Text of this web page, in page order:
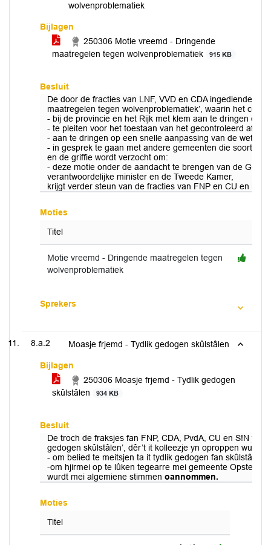
wolvenproblematiek
Bijlagen
250306 Motie vreemd - Dringende
maatregelen tegen wolvenproblematiek
915 KB
Besluit
De door de fracties van LNF, VVD en CDA ingediende
maatregelen tegen wolvenproblematiek’, waarin het
- bij de provincie en het Rijk met klem aan te dringen op
- te pleiten voor het toestaan van het gecontroleerd
- aan te dringen op een snelle aanpassing van de
- in gesprek te gaan met andere gemeenten die
en de griffie wordt verzocht om:
- deze motie onder de aandacht te brengen van de
verantwoordelijke minister en de Tweede Kamer,
krijgt verder steun van de fracties van FNP en CU en is
Moties
Titel
Motie vreemd - Dringende maatregelen tegen
wolvenproblematiek
Sprekers
8.a.2 Moasje frjemd - Tydlik gedogen skûlstâlen
Bijlagen
250306 Moasje frjemd - Tydlik gedogen
skûlstâlen
934 KB
Besluit
De troch de fraksjes fan FNP, CDA, PvdA, CU en S!N
gedogen skûlstâlen’, dêr’t it kolleezje yn oproppen wurdt:
- om belied te meitsjen ta it tydlik gedogen fan
-om hjirmei op te lûken tegearre mei gemeente Opsterlân
wurdt mei algemiene stimmen oannommen.
Moties
Titel